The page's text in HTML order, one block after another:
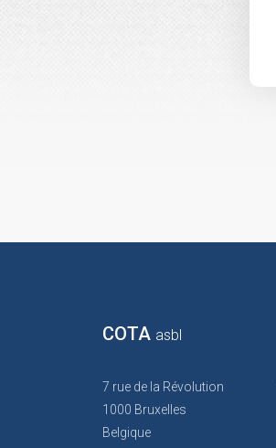
COTA asbl
7 rue de la Révolution
1000 Bruxelles
Belgique